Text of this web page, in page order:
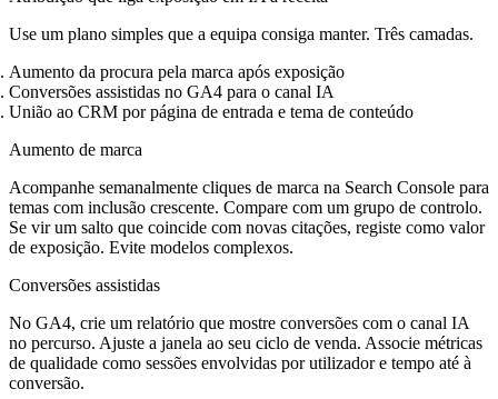
Use um plano simples que a equipa consiga manter. Três camadas.
Aumento da procura pela marca após exposição
Conversões assistidas no GA4 para o canal IA
União ao CRM por página de entrada e tema de conteúdo
Aumento de marca
Acompanhe semanalmente cliques de marca na Search Console para
temas com inclusão crescente. Compare com um grupo de controlo.
Se vir um salto que coincide com novas citações, registe como valor
de exposição. Evite modelos complexos.
Conversões assistidas
No GA4, crie um relatório que mostre conversões com o canal IA
no percurso. Ajuste a janela ao seu ciclo de venda. Associe métricas
de qualidade como sessões envolvidas por utilizador e tempo até à
conversão.